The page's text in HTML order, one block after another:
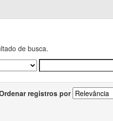
de busca.
registros por